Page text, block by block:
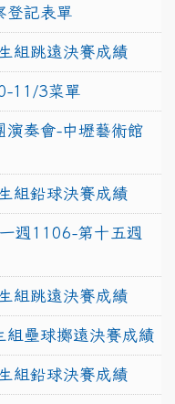
登記表單
組跳遠決賽成績
11/3菜單
演奏會-中壢藝術館
組鉛球決賽成績
週1106-第十五週
組跳遠決賽成績
組壘球擲遠決賽成績
組鉛球決賽成績